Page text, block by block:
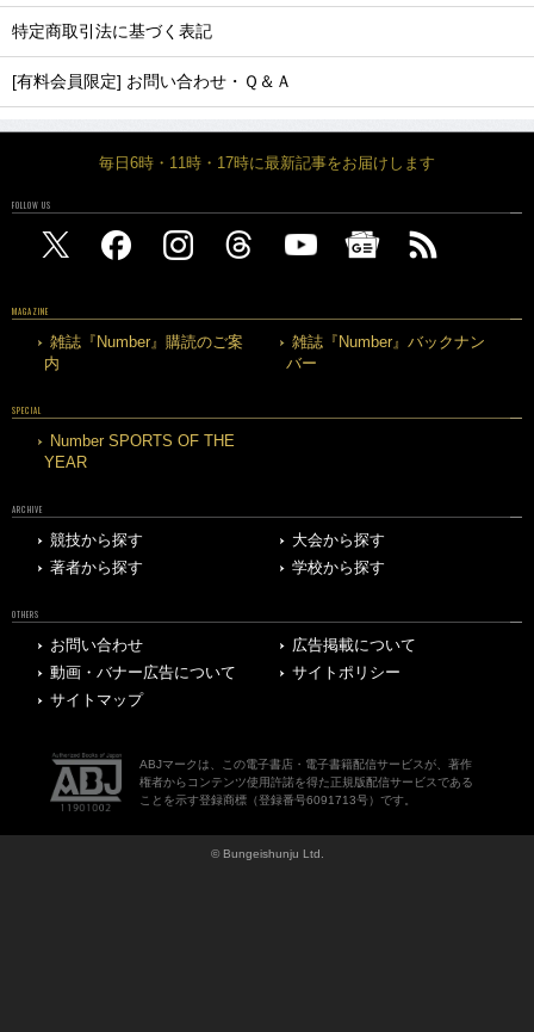
特定商取引法に基づく表記
[有料会員限定] お問い合わせ・Ｑ＆Ａ
毎日6時・11時・17時に最新記事をお届けします
FOLLOW US
MAGAZINE
雑誌『Number』購読のご案
内
雑誌『Number』バックナン
バー
SPECIAL
Number SPORTS OF THE
YEAR
ARCHIVE
競技から探す
大会から探す
著者から探す
学校から探す
OTHERS
お問い合わせ
広告掲載について
動画・バナー広告について
サイトポリシー
サイトマップ
ABJマークは、この電子書店・電子書籍配信サービスが、著作
権者からコンテンツ使用許諾を得た正規版配信サービスである
ことを示す登録商標（登録番号6091713号）です。
© Bungeishunju Ltd.